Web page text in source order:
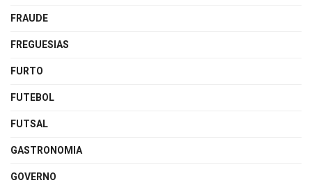
FRAUDE
FREGUESIAS
FURTO
FUTEBOL
FUTSAL
GASTRONOMIA
GOVERNO